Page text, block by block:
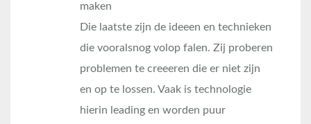
maken
Die laatste zijn de ideeen en technieken
die vooralsnog volop falen. Zij proberen
problemen te creeeren die er niet zijn
en op te lossen. Vaak is technologie
hierin leading en worden puur